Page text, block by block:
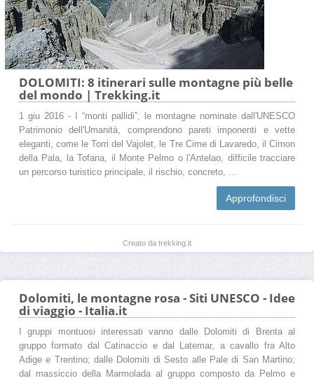
DOLOMITI: 8 itinerari sulle montagne più belle
del mondo | Trekking.it
1 giu 2016 - I “monti pallidi”, le montagne nominate dall'UNESCO
Patrimonio dell'Umanità, comprendono pareti imponenti e vette
eleganti, come le Torri del Vajolet, le Tre Cime di Lavaredo, il Cimon
della Pala, la Tofana, il Monte Pelmo o l'Antelao, difficile tracciare
un percorso turistico principale, il rischio, concreto, ...
Approfondisci
Creato da trekking.it
Dolomiti, le montagne rosa - Siti UNESCO - Idee
di viaggio - Italia.it
I gruppi montuosi interessati vanno dalle Dolomiti di Brenta al
gruppo formato dal Catinaccio e dal Latemar, a cavallo fra Alto
Adige e Trentino; dalle Dolomiti di Sesto alle Pale di San Martino;
dal massiccio della Marmolada al gruppo composto da Pelmo e